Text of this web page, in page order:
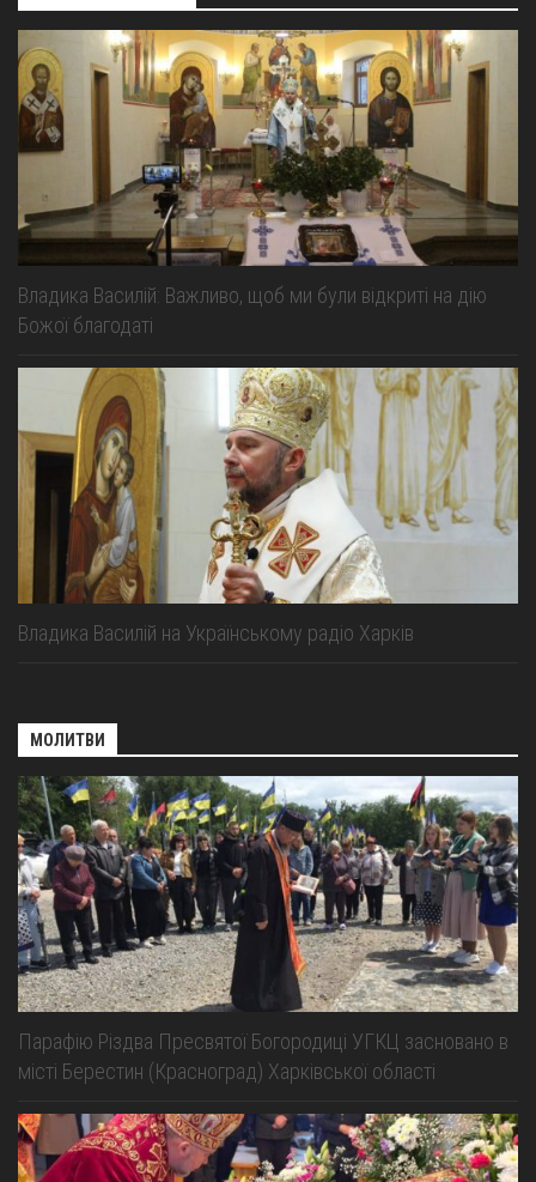
Владика Василій: Важливо, щоб ми були відкриті на дію
Божої благодаті
Владика Василій на Українському радіо Харків
МОЛИТВИ
Парафію Різдва Пресвятої Богородиці УГКЦ засновано в
місті Берестин (Красноград) Харківської області